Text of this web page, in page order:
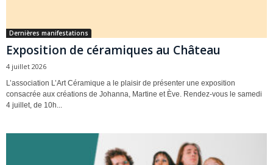
Dernières manifestations
Exposition de céramiques au Château
4 juillet 2026
L’association L’Art Céramique a le plaisir de présenter une exposition
consacrée aux créations de Johanna, Martine et Ève. Rendez-vous le samedi
4 juillet, de 10h...